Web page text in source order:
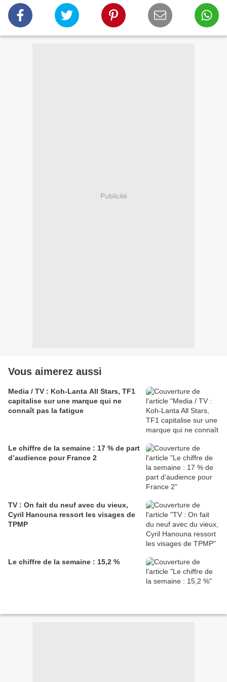
Publicité
Vous aimerez aussi
Media / TV : Koh-Lanta All Stars, TF1
capitalise sur une marque qui ne
connaît pas la fatigue
Le chiffre de la semaine : 17 % de part
d’audience pour France 2
TV : On fait du neuf avec du vieux,
Cyril Hanouna ressort les visages de
TPMP
Le chiffre de la semaine : 15,2 %